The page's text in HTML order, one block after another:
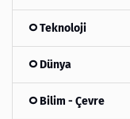
Teknoloji
Dünya
Bilim - Çevre